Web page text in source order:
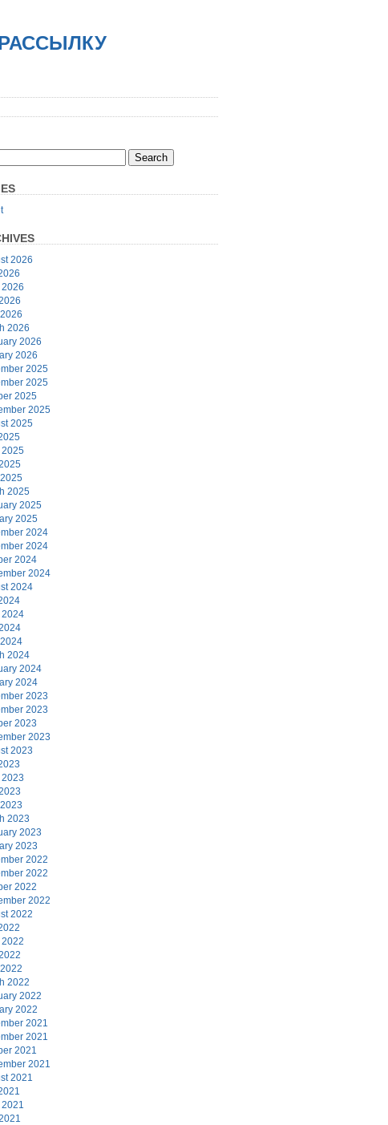
2026
2026
2026
2026
2025
2025
2025
2025
2025
2025
2025
2025
2024
2024
2024
2024
2024
2024
2024
2024
2023
2023
2023
2023
2023
2023
2023
2023
2022
2022
2022
2022
2022
2022
2022
2022
2021
2021
2021
2021
2021